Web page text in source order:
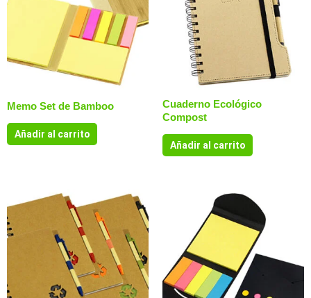
Memo Set de Bamboo
Añadir al carrito
Cuaderno Ecológico
Compost
Añadir al carrito